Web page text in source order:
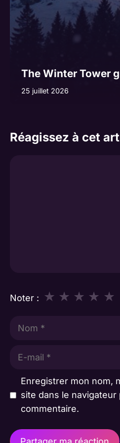
The Winter Tower
25 juillet 2026
Réagissez à cet
Noter : ★
★
★
★
★
Enregistrer mon nom,
site dans le
commentaire.